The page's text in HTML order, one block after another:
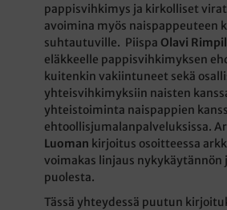
pappisvihkimys ja kirkolliset
avoimina myös naispappeuteen
suhtautuville. Piispa Olavi
eläkkeelle pappisvihkimyksen
kuitenkin vakiintuneet sekä
yhteisvihkimyksiin naisten
yhteistoiminta naispappien
ehtoollisjumalanpalveluksissa.
Luoman kirjoitus osoitteessa
voimakas linjaus nykykäytännön
puolesta.
Tässä yhteydessä puutun